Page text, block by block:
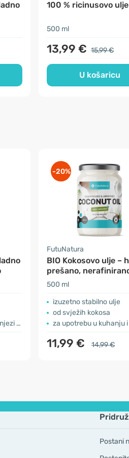
100 % ricinusovo ulje
500 ml
13,99 € 15,99 €
U košaricu
kože
-20%
FutuNatura
BIO Kokosovo ulje –
prešano,
500 ml
izuzetno stabilno ulje
od svježih kokosa
za upotrebu u kuhanju i
11,99 € 14,99 €
Postani